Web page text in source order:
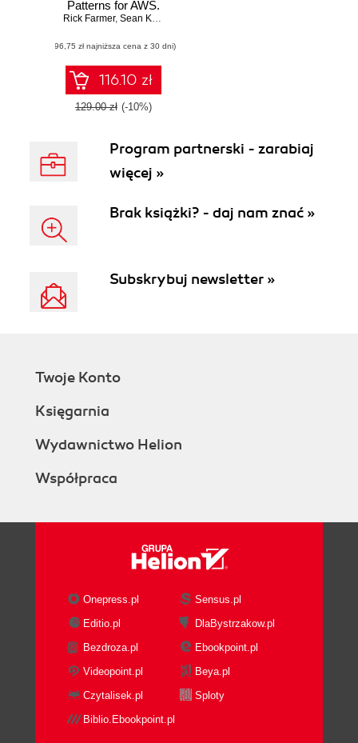
Patterns for AWS.
Solutions and
solving system
design problems -
Second Edition
Rick Farmer, Sean Keery
(96,75 zł najniższa cena z 30 dni)
116.10 zł
129.00 zł (-10%)
Program partnerski - zarabiaj
więcej »
Brak książki? - daj nam znać »
Subskrybuj newsletter »
Twoje Konto
Księgarnia
Wydawnictwo Helion
Współpraca
Onepress.pl
Sensus.pl
Editio.pl
DlaBystrzakow.pl
Bezdroza.pl
Ebookpoint.pl
Videopoint.pl
Beya.pl
Czytalisek.pl
Sploty
Biblio.Ebookpoint.pl